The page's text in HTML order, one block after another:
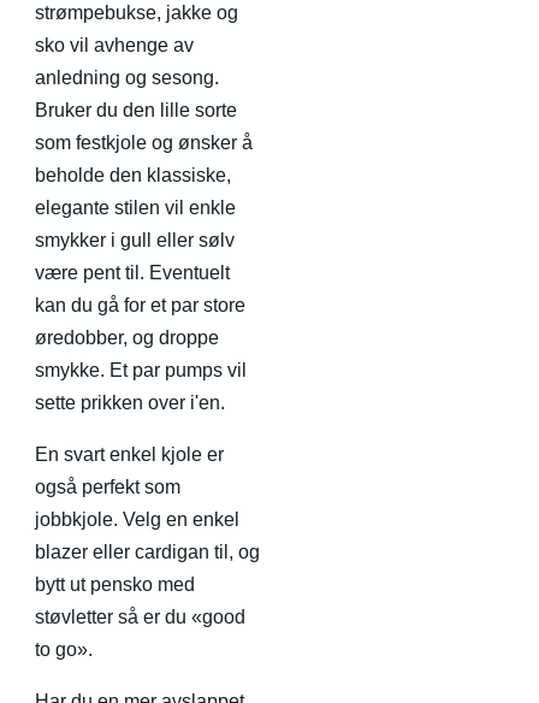
strømpebukse, jakke og
sko vil avhenge av
anledning og sesong.
Bruker du den lille sorte
som festkjole og ønsker å
beholde den klassiske,
elegante stilen vil enkle
smykker i gull eller sølv
være pent til. Eventuelt
kan du gå for et par store
øredobber, og droppe
smykke. Et par pumps vil
sette prikken over i'en.
En svart enkel kjole er
også perfekt som
jobbkjole. Velg en enkel
blazer eller cardigan til, og
bytt ut pensko med
støvletter så er du «good
to go».